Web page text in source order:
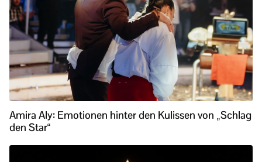
Amira Aly: Emotionen hinter den Kulissen von „Schlag
den Star“